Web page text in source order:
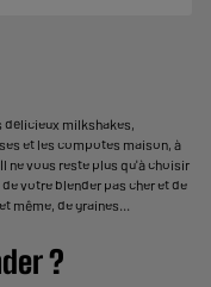
délicieux milkshakes,
et les compotes maison, à
Il ne vous reste plus qu'à choisir
votre blender pas cher et de
même, de graines...
?